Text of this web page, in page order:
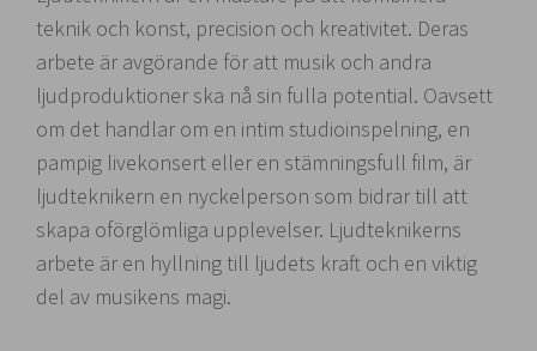
teknik och konst, precision och kreativitet. Deras
arbete är avgörande för att musik och andra
ljudproduktioner ska nå sin fulla potential. Oavsett
om det handlar om en intim studioinspelning, en
pampig livekonsert eller en stämningsfull film, är
ljudteknikern en nyckelperson som bidrar till att
skapa oförglömliga upplevelser. Ljudteknikerns
arbete är en hyllning till ljudets kraft och en viktig
del av musikens magi.